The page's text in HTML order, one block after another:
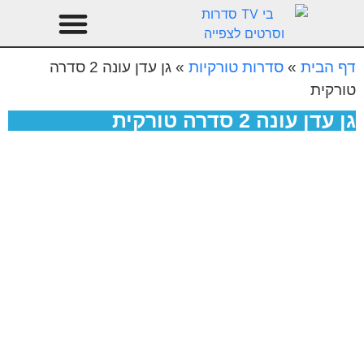
דף הבית » סדרות טורקיות »
גן עדן עונה 2 סדרה
טורקית
גן עדן עונה 2 סדרה טורקית